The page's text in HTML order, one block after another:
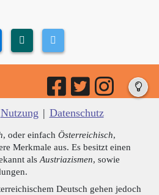
Nutzung | Datenschutz
, oder einfach Österreichisch,
Merkmale aus. Es besitzt einen
alsAustriazismen, sowie
Deutsch gehen jedoch